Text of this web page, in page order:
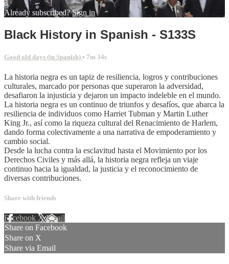
Already subscribed?Sign in
Black History in Spanish - S133S
Good old days (in Spanish) • 7m 34s
La historia negra es un tapiz de resiliencia, logros y contribuciones
culturales, marcado por personas que superaron la adversidad,
desafiaron la injusticia y dejaron un impacto indeleble en el mundo.
La historia negra es un continuo de triunfos y desafíos, que abarca la
resiliencia de individuos como Harriet Tubman y Martin Luther
King Jr., así como la riqueza cultural del Renacimiento de Harlem,
dando forma colectivamente a una narrativa de empoderamiento y
cambio social.
Desde la lucha contra la esclavitud hasta el Movimiento por los
Derechos Civiles y más allá, la historia negra refleja un viaje
continuo hacia la igualdad, la justicia y el reconocimiento de
diversas contribuciones.
Share with friends
Facebook XEmail
Share on Facebook
Share on X
Share via Email